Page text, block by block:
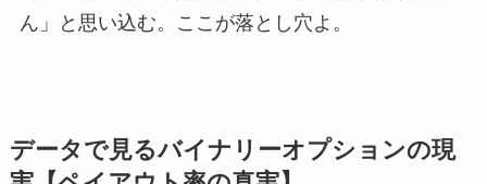
ん」と思い込む。ここが落とし穴よ。
データで見るバイナリーオプションの現